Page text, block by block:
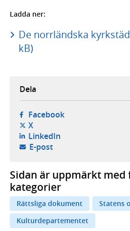
Ladda ner:
De norrländska
kB)
Dela
Facebook- öppnas i ny flik,
X- öppnas i ny flik, extern
LinkedIn- öppnas i ny flik,
E-post- öppnar din e-
Sidan är uppmärkt med
kategorier
Rättsliga dokument
Statens
Kulturdepartementet